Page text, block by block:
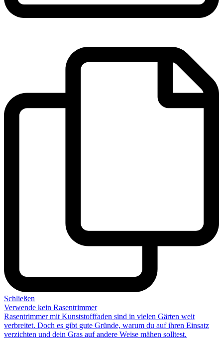
Schließen
Verwende kein Rasentrimmer
Rasentrimmer mit Kunststofffaden sind in vielen Gärten weit
verbreitet. Doch es gibt gute Gründe, warum du aufihren Einsatz
verzichten und dein Gras auf andere Weise mähen solltest.